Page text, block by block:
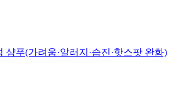
샴푸(가려움·알러지·습진·핫스팟 완화)